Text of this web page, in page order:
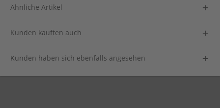
Ähnliche Artikel
Kunden kauften auch
Kunden haben sich ebenfalls angesehen